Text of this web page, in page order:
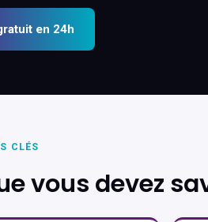
en 24h
CLÉS
vous devez